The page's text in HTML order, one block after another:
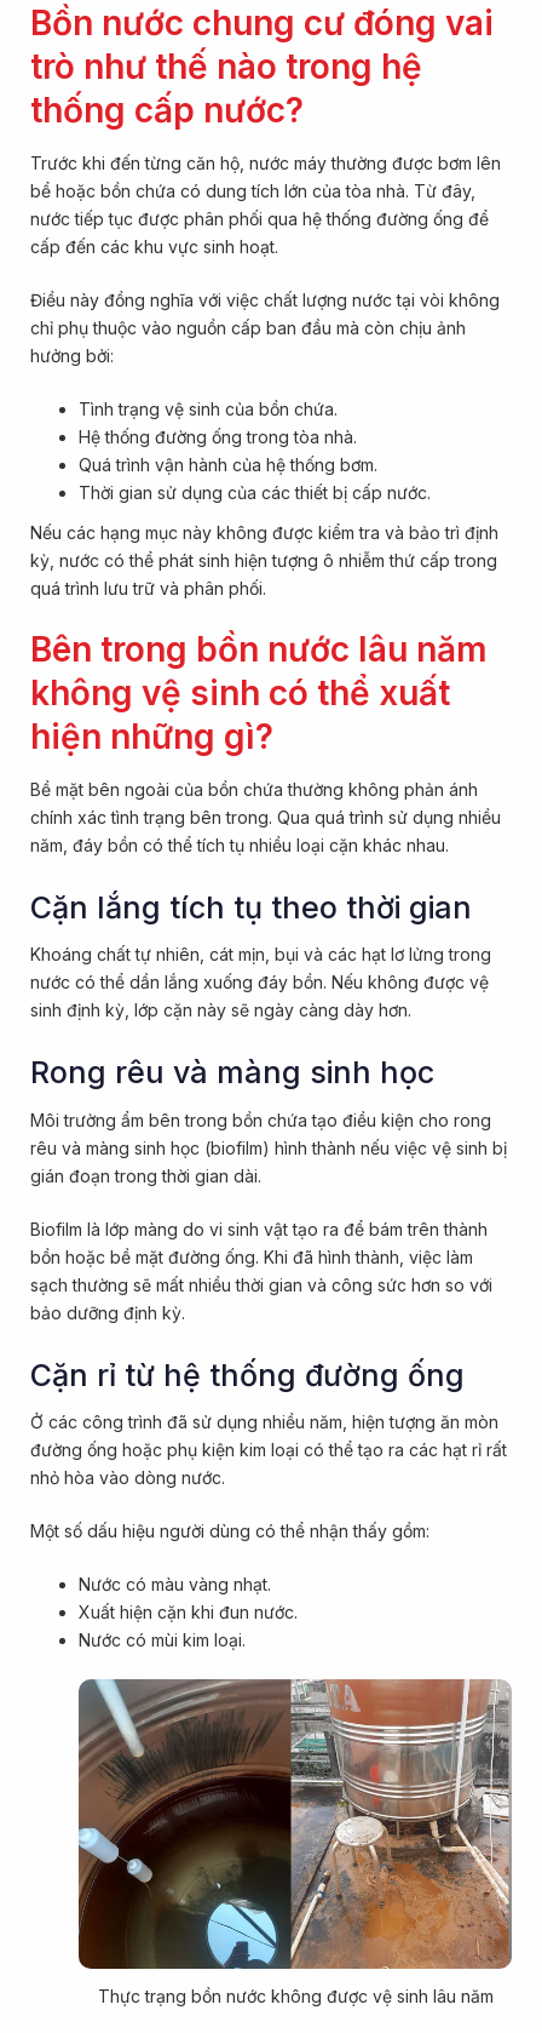
Bồn nước chung cư đóng vai
trò như thế nào trong hệ
thống cấp nước?
Trước khi đến từng căn hộ, nước máy thường được bơm lên
bể hoặc bồn chứa có dung tích lớn của tòa nhà. Từ đây,
nước tiếp tục được phân phối qua hệ thống đường ống để
cấp đến các khu vực sinh hoạt.
Điều này đồng nghĩa với việc chất lượng nước tại vòi không
chỉ phụ thuộc vào nguồn cấp ban đầu mà còn chịu ảnh
hưởng bởi:
Tình trạng vệ sinh của bồn chứa.
Hệ thống đường ống trong tòa nhà.
Quá trình vận hành của hệ thống bơm.
Thời gian sử dụng của các thiết bị cấp nước.
Nếu các hạng mục này không được kiểm tra và bảo trì định
kỳ, nước có thể phát sinh hiện tượng ô nhiễm thứ cấp trong
quá trình lưu trữ và phân phối.
Bên trong bồn nước lâu năm
không vệ sinh có thể xuất
hiện những gì?
Bề mặt bên ngoài của bồn chứa thường không phản ánh
chính xác tình trạng bên trong. Qua quá trình sử dụng nhiều
năm, đáy bồn có thể tích tụ nhiều loại cặn khác nhau.
Cặn lắng tích tụ theo thời gian
Khoáng chất tự nhiên, cát mịn, bụi và các hạt lơ lửng trong
nước có thể dần lắng xuống đáy bồn. Nếu không được vệ
sinh định kỳ, lớp cặn này sẽ ngày càng dày hơn.
Rong rêu và màng sinh học
Môi trường ẩm bên trong bồn chứa tạo điều kiện cho rong
rêu và màng sinh học (biofilm) hình thành nếu việc vệ sinh bị
gián đoạn trong thời gian dài.
Biofilm là lớp màng do vi sinh vật tạo ra để bám trên thành
bồn hoặc bề mặt đường ống. Khi đã hình thành, việc làm
sạch thường sẽ mất nhiều thời gian và công sức hơn so với
bảo dưỡng định kỳ.
Cặn rỉ từ hệ thống đường ống
Ở các công trình đã sử dụng nhiều năm, hiện tượng ăn mòn
đường ống hoặc phụ kiện kim loại có thể tạo ra các hạt rỉ rất
nhỏ hòa vào dòng nước.
Một số dấu hiệu người dùng có thể nhận thấy gồm:
Nước có màu vàng nhạt.
Xuất hiện cặn khi đun nước.
Nước có mùi kim loại.
Thực trạng bồn nước không được vệ sinh lâu năm